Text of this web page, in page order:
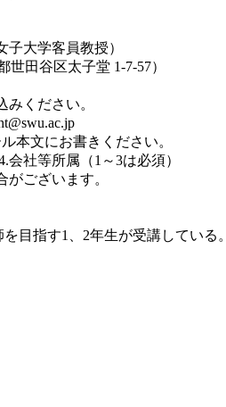
大学客員教授）
田谷区太子堂 1-7-57）
ください。
本文にお書きください。
社等所属（1～3は必須）
ございます。
目指す1、2年生が受講している。